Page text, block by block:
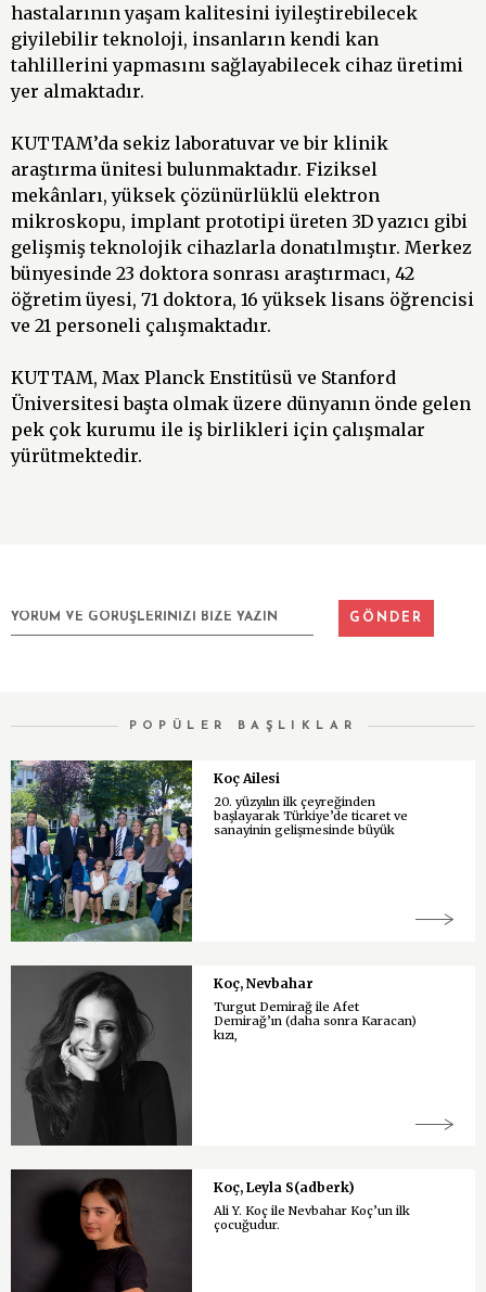
hastalarının yaşam kalitesini iyileştirebilecek
giyilebilir teknoloji, insanların kendi kan
tahlillerini yapmasını sağlayabilecek cihaz üretimi
yer almaktadır.
KUTTAM’da sekiz laboratuvar ve bir klinik
araştırma ünitesi bulunmaktadır. Fiziksel
mekânları, yüksek çözünürlüklü elektron
mikroskopu, implant prototipi üreten 3D yazıcı gibi
gelişmiş teknolojik cihazlarla donatılmıştır. Merkez
bünyesinde 23 doktora sonrası araştırmacı, 42
öğretim üyesi, 71 doktora, 16 yüksek lisans öğrencisi
ve 21 personeli çalışmaktadır.
KUTTAM, Max Planck Enstitüsü ve Stanford
Üniversitesi başta olmak üzere dünyanın önde gelen
pek çok kurumu ile iş birlikleri için çalışmalar
yürütmektedir.
POPÜLER BAŞLIKLAR
Koç Ailesi
20. yüzyılın ilk çeyreğinden
başlayarak Türkiye’de ticaret ve
sanayinin gelişmesinde büyük
Koç, Nevbahar
Turgut Demirağ ile Afet
Demirağ’ın (daha sonra Karacan)
kızı,
Koç, Leyla S(adberk)
Ali Y. Koç ile Nevbahar Koç’un ilk
çocuğudur.